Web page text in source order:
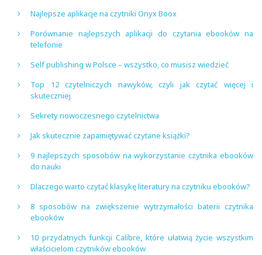
Najlepsze aplikacje na czytniki Onyx Boox
Porównanie najlepszych aplikacji do czytania ebooków na
telefonie
Self publishing w Polsce – wszystko, co musisz wiedzieć
Top 12 czytelniczych nawyków, czyli jak czytać więcej i
skuteczniej
Sekrety nowoczesnego czytelnictwa
Jak skutecznie zapamiętywać czytane książki?
9 najlepszych sposobów na wykorzystanie czytnika ebooków
do nauki
Dlaczego warto czytać klasykę literatury na czytniku ebooków?
8 sposobów na zwiększenie wytrzymałości baterii czytnika
ebooków
10 przydatnych funkcji Calibre, które ułatwią życie wszystkim
właścicielom czytników ebooków